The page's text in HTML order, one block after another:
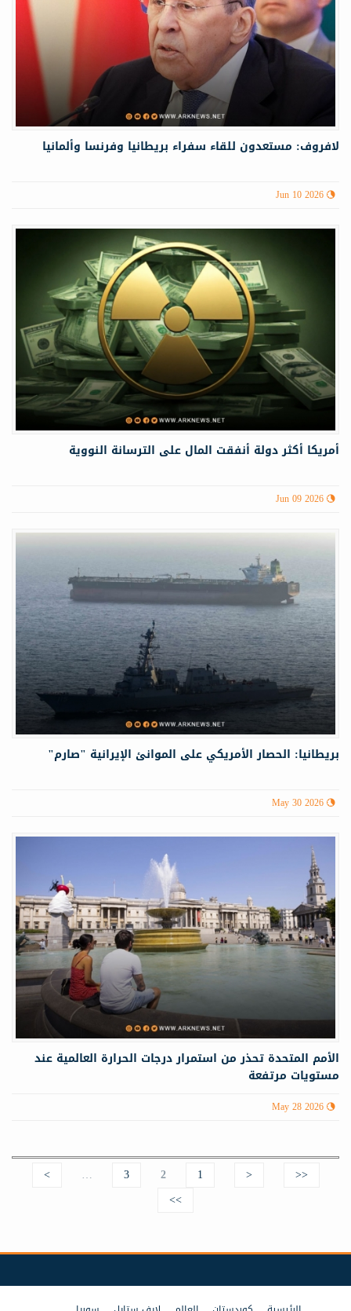
لافروف: مستعدون للقاء سفراء بريطانيا وفرنسا وألمانيا
Jun 10 2026
أمريكا أكثر دولة أنفقت المال على الترسانة النووية
Jun 09 2026
بريطانيا: الحصار الأمريكي على الموانئ الإيرانية "صارم"
May 30 2026
الأمم المتحدة تحذر من استمرار درجات الحرارة العالمية عند
مستويات مرتفعة
May 28 2026
Pages
<<
<
1
2
3
…
>
>>